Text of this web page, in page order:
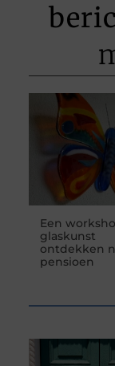
Een
glaskunst
ontdekken
pensioen